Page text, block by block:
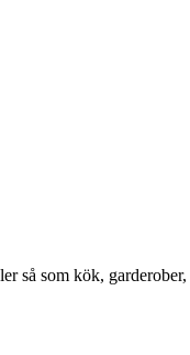
så som kök,